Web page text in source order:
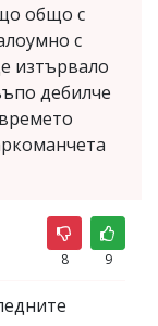
общо с
с
изтървало
дебилче
8 9